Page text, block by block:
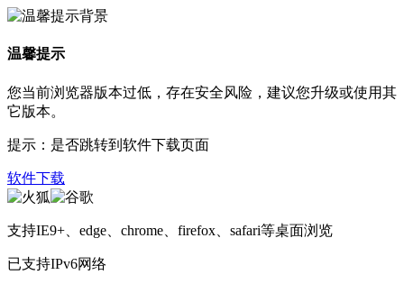
温馨提示
您当前浏览器版本过低，存在安全风险，建议您升级或使用其
它版本。
提示：是否跳转到软件下载页面
软件下载
支持IE9+、edge、chrome、firefox、safari等桌面浏览
已支持IPv6网络